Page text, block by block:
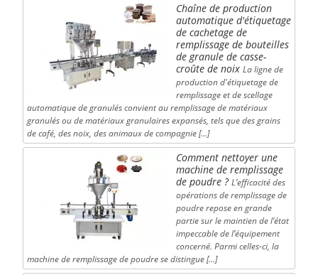
Chaîne de production
automatique d'étiquetage
de cachetage de
remplissage de bouteilles
de granule de casse-
croûte de noix La ligne de
production d'étiquetage de
remplissage et de scellage
automatique de granulés convient au remplissage de matériaux
granulés ou de matériaux granulaires expansés, tels que des grains
de café, des noix, des animaux de compagnie […]
Comment nettoyer une
machine de remplissage
de poudre ? L’efficacité des
opérations de remplissage de
poudre repose en grande
partie sur le maintien de l’état
impeccable de l’équipement
concerné. Parmi celles-ci, la
machine de remplissage de poudre se distingue […]